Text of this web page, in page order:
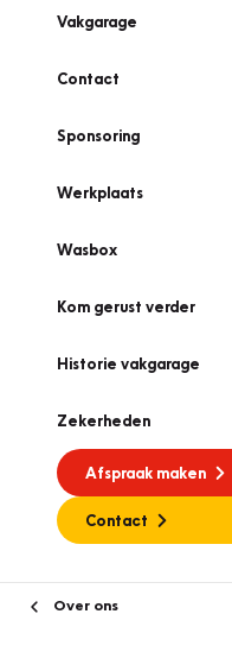
Vakgarage
Contact
Sponsoring
Werkplaats
Wasbox
Kom gerust verder
Historie vakgarage
Zekerheden
Afspraak maken
Contact
Over ons